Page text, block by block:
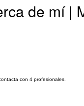
de mí |
con 4 profesionales.